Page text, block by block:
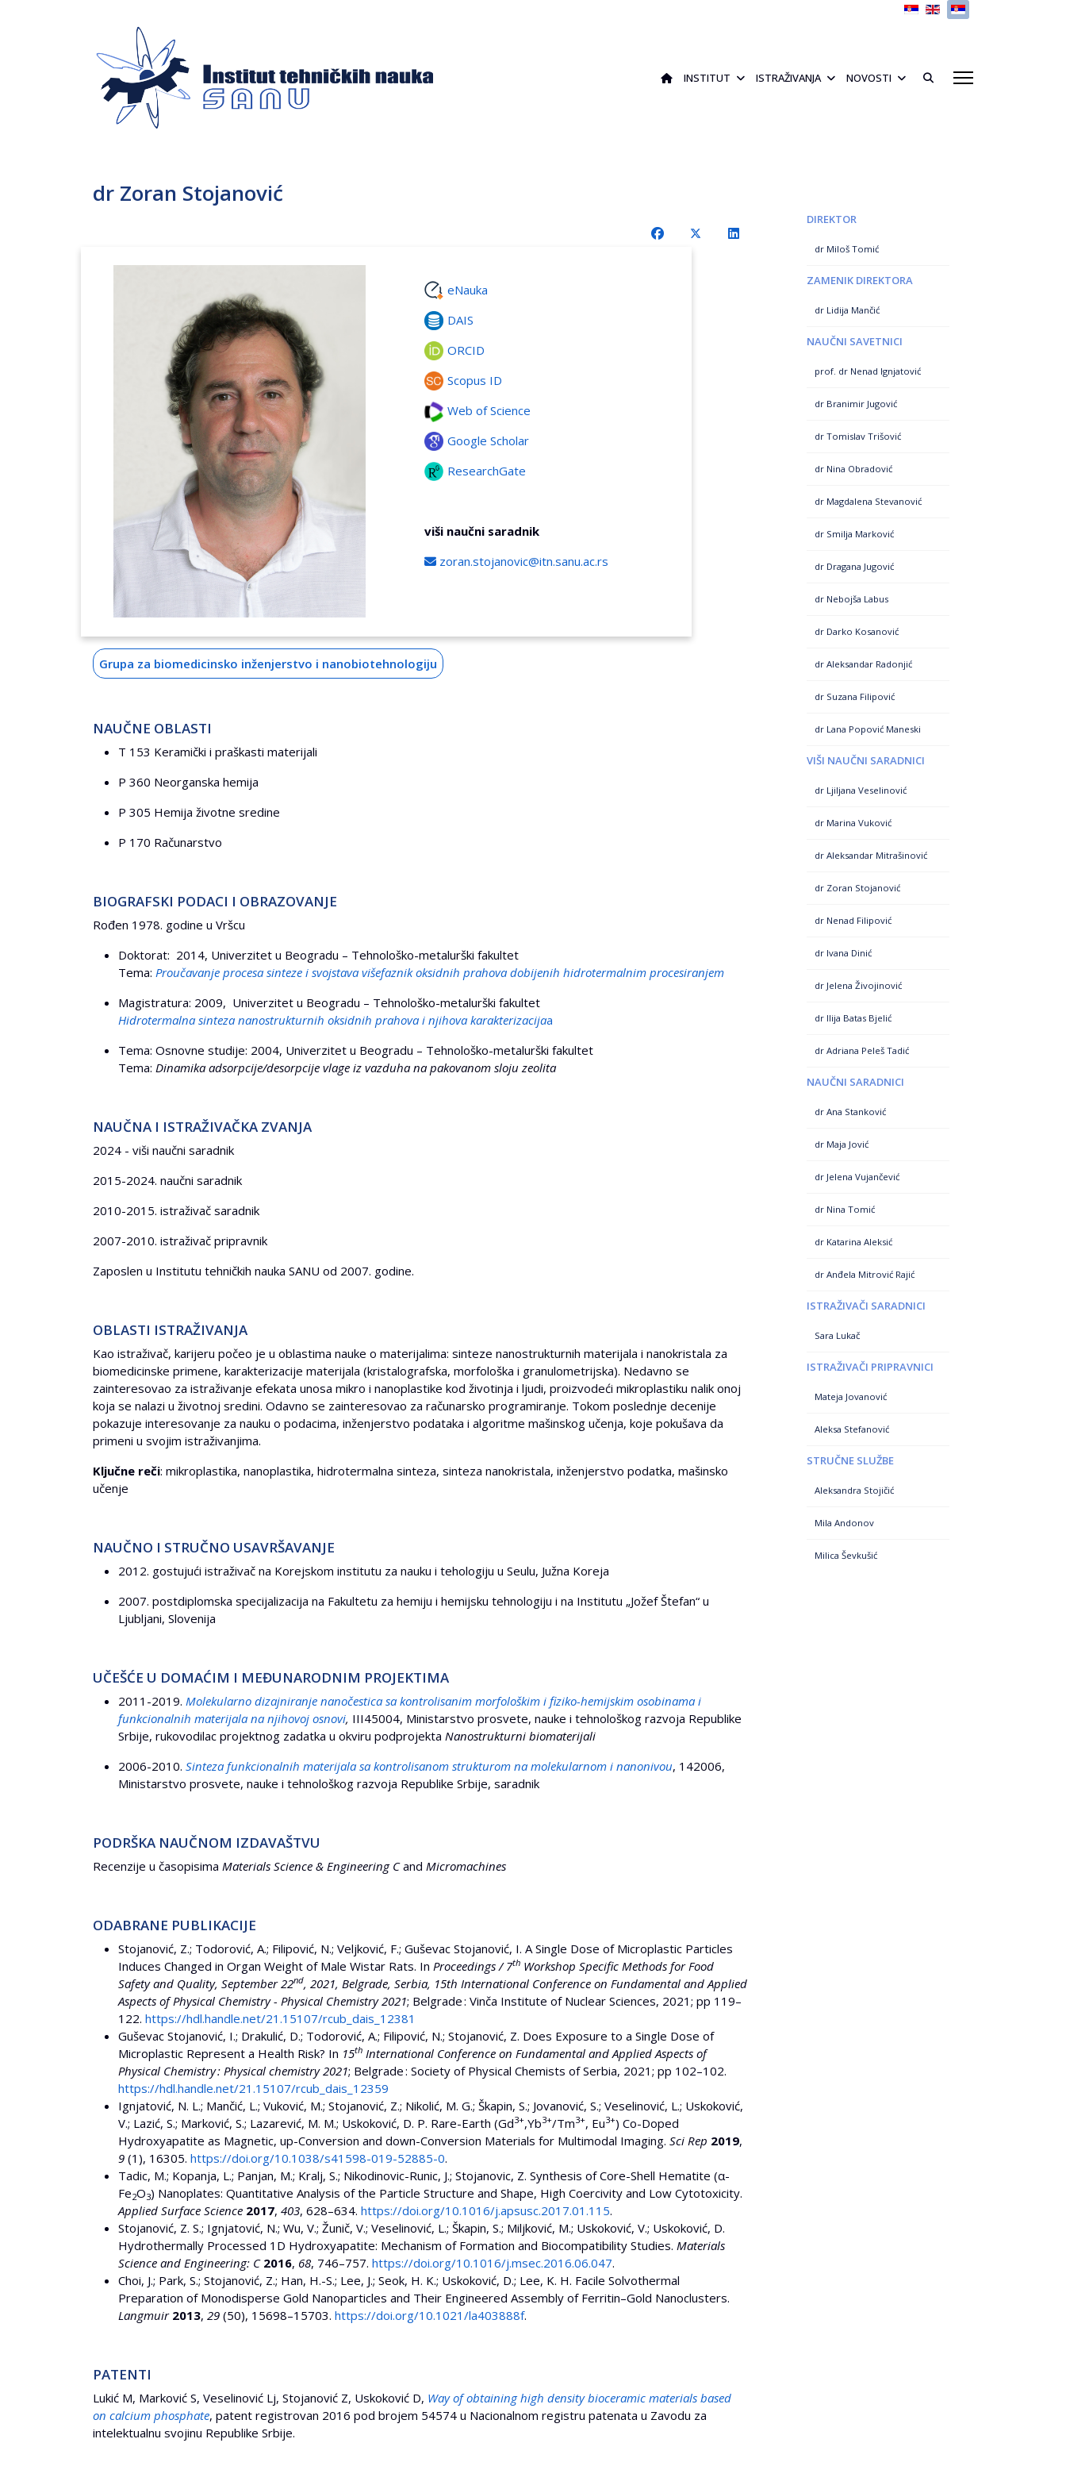
Izaberite vaš jezik
INSTITUT ISTRAŽIVANJA NOVOSTI
dr Zoran Stojanović
eNauka
DAIS
ORCID
Scopus ID
Web of Science
Google Scholar
ResearchGate
viši naučni saradnik
zoran.stojanovic@itn.sanu.ac.rs
Grupa za biomedicinsko inženjerstvo i nanobiotehnologiju
NAUČNE OBLASTI
T 153 Keramički i praškasti materijali
P 360 Neorganska hemija
P 305 Hemija životne sredine
P 170 Računarstvo
BIOGRAFSKI PODACI I OBRAZOVANJE
Rođen 1978. godine u Vršcu
Doktorat: 2014, Univerzitet u Beogradu – Tehnološko-metalurški fakultet
Tema: Proučavanje procesa sinteze i svojstava višefaznik oksidnih prahova dobijenih hidrotermalnim procesiranjem
Magistratura: 2009, Univerzitet u Beogradu – Tehnološko-metalurški fakultet
Hidrotermalna sinteza nanostrukturnih oksidnih prahova i njihova karakterizacijaa
Tema: Osnovne studije: 2004, Univerzitet u Beogradu – Tehnološko-metalurški fakultet
Tema: Dinamika adsorpcije/desorpcije vlage iz vazduha na pakovanom sloju zeolita
NAUČNA I ISTRAŽIVAČKA ZVANJA
2024 - viši naučni saradnik
2015-2024. naučni saradnik
2010-2015. istraživač saradnik
2007-2010. istraživač pripravnik
Zaposlen u Institutu tehničkih nauka SANU od 2007. godine.
OBLASTI ISTRAŽIVANJA
Kao istraživač, karijeru počeo je u oblastima nauke o materijalima: sinteze nanostrukturnih materijala i nanokristala za
biomedicinske primene, karakterizacije materijala (kristalografska, morfološka i granulometrijska). Nedavno se
zainteresovao za istraživanje efekata unosa mikro i nanoplastike kod životinja i ljudi, proizvodeći mikroplastiku nalik onoj
koja se nalazi u životnoj sredini. Odavno se zainteresovao za računarsko programiranje. Tokom poslednje decenije
pokazuje interesovanje za nauku o podacima, inženjerstvo podataka i algoritme mašinskog učenja, koje pokušava da
primeni u svojim istraživanjima.
Ključne reči: mikroplastika, nanoplastika, hidrotermalna sinteza, sinteza nanokristala, inženjerstvo podatka, mašinsko
učenje
NAUČNO I STRUČNO USAVRŠAVANJE
2012. gostujući istraživač na Korejskom institutu za nauku i tehologiju u Seulu, Južna Koreja
2007. postdiplomska specijalizacija na Fakultetu za hemiju i hemijsku tehnologiju i na Institutu „Jožef Štefan“ u
Ljubljani, Slovenija
UČEŠĆE U DOMAĆIM I MEĐUNARODNIM PROJEKTIMA
2011-2019. Molekularno dizajniranje nanočestica sa kontrolisanim morfološkim i fiziko-hemijskim osobinama i
funkcionalnih materijala na njihovoj osnovi, III45004, Ministarstvo prosvete, nauke i tehnološkog razvoja Republike
Srbije, rukovodilac projektnog zadatka u okviru podprojekta Nanostrukturni biomaterijali
2006-2010. Sinteza funkcionalnih materijala sa kontrolisanom strukturom na molekularnom i nanonivou, 142006,
Ministarstvo prosvete, nauke i tehnološkog razvoja Republike Srbije, saradnik
PODRŠKA NAUČNOM IZDAVAŠTVU
Recenzije u časopisima Materials Science & Engineering Cand Micromachines
ODABRANE PUBLIKACIJE
Stojanović, Z.; Todorović, A.; Filipović, N.; Veljković, F.; Guševac Stojanović, I. A Single Dose of Microplastic Particles
Induces Changed in Organ Weight of Male Wistar Rats. In Proceedings / 7th Workshop Specific Methods for Food
Safety and Quality, September 22nd, 2021, Belgrade, Serbia, 15th International Conference on Fundamental and Applied
Aspects of Physical Chemistry - Physical Chemistry 2021; Belgrade : Vinča Institute of Nuclear Sciences, 2021; pp 119–
122. https://hdl.handle.net/21.15107/rcub_dais_12381
Guševac Stojanović, I.; Drakulić, D.; Todorović, A.; Filipović, N.; Stojanović, Z. Does Exposure to a Single Dose of
Microplastic Represent a Health Risk? In 15th International Conference on Fundamental and Applied Aspects of
Physical Chemistry : Physical chemistry 2021; Belgrade : Society of Physical Chemists of Serbia, 2021; pp 102–102.
https://hdl.handle.net/21.15107/rcub_dais_12359
Ignjatović, N. L.; Mančić, L.; Vuković, M.; Stojanović, Z.; Nikolić, M. G.; Škapin, S.; Jovanović, S.; Veselinović, L.; Uskoković,
V.; Lazić, S.; Marković, S.; Lazarević, M. M.; Uskoković, D. P. Rare-Earth (Gd3+,Yb3+/Tm3+, Eu3+) Co-Doped
Hydroxyapatite as Magnetic, up-Conversion and down-Conversion Materials for Multimodal Imaging. Sci Rep 2019,
9 (1), 16305. https://doi.org/10.1038/s41598-019-52885-0.
Tadic, M.; Kopanja, L.; Panjan, M.; Kralj, S.; Nikodinovic-Runic, J.; Stojanovic, Z. Synthesis of Core-Shell Hematite (α-
Fe2O3) Nanoplates: Quantitative Analysis of the Particle Structure and Shape, High Coercivity and Low Cytotoxicity.
Applied Surface Science 2017, 403, 628–634. https://doi.org/10.1016/j.apsusc.2017.01.115.
Stojanović, Z. S.; Ignjatović, N.; Wu, V.; Žunič, V.; Veselinović, L.; Škapin, S.; Miljković, M.; Uskoković, V.; Uskoković, D.
Hydrothermally Processed 1D Hydroxyapatite: Mechanism of Formation and Biocompatibility Studies. Materials
Science and Engineering: C 2016, 68, 746–757. https://doi.org/10.1016/j.msec.2016.06.047.
Choi, J.; Park, S.; Stojanović, Z.; Han, H.-S.; Lee, J.; Seok, H. K.; Uskoković, D.; Lee, K. H. Facile Solvothermal
Preparation of Monodisperse Gold Nanoparticles and Their Engineered Assembly of Ferritin–Gold Nanoclusters.
Langmuir 2013, 29 (50), 15698–15703. https://doi.org/10.1021/la403888f.
PATENTI
Lukić M, Marković S, Veselinović Lj, Stojanović Z, Uskoković D, Way of obtaining high density bioceramic materials based
on calcium phosphate, patent registrovan 2016 pod brojem 54574 u Nacionalnom registru patenata u Zavodu za
intelektualnu svojinu Republike Srbije.
DIREKTOR
dr Miloš Tomić
ZAMENIK DIREKTORA
dr Lidija Mančić
NAUČNI SAVETNICI
prof. dr Nenad Ignjatović
dr Branimir Jugović
dr Tomislav Trišović
dr Nina Obradović
dr Magdalena Stevanović
dr Smilja Marković
dr Dragana Jugović
dr Nebojša Labus
dr Darko Kosanović
dr Aleksandar Radonjić
dr Suzana Filipović
dr Lana Popović Maneski
VIŠI NAUČNI SARADNICI
dr Ljiljana Veselinović
dr Marina Vuković
dr Aleksandar Mitrašinović
dr Zoran Stojanović
dr Nenad Filipović
dr Ivana Dinić
dr Jelena Živojinović
dr Ilija Batas Bjelić
dr Adriana Peleš Tadić
NAUČNI SARADNICI
dr Ana Stanković
dr Maja Jović
dr Jelena Vujančević
dr Nina Tomić
dr Katarina Aleksić
dr Anđela Mitrović Rajić
ISTRAŽIVAČI SARADNICI
Sara Lukač
ISTRAŽIVAČI PRIPRAVNICI
Mateja Jovanović
Aleksa Stefanović
STRUČNE SLUŽBE
Aleksandra Stojičić
Mila Andonov
Milica Ševkušić